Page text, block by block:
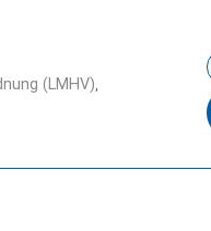
(LMHV)